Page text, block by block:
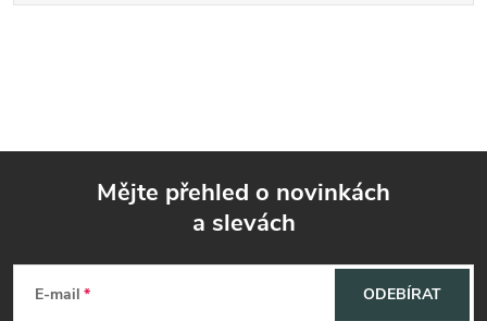
Mějte přehled o novinkách
a slevách
E-mail ODEBÍRAT